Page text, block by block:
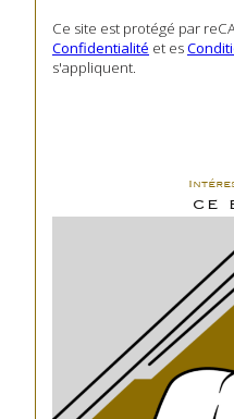
Ce site est protégé par
Confidentialité et es
s'appliquent.
CE